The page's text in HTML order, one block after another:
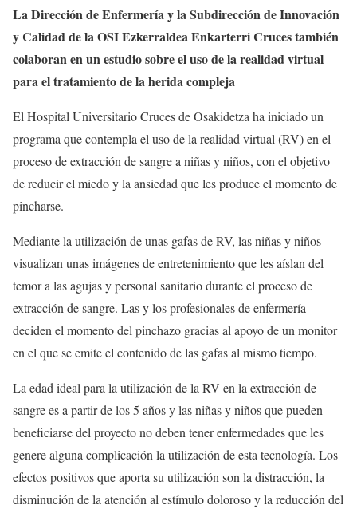
La Dirección de Enfermería y la Subdirección de Innovación
y Calidad de la OSI Ezkerraldea Enkarterri Cruces también
colaboran en un estudio sobre el uso de la realidad virtual
para el tratamiento de la herida compleja
El Hospital Universitario Cruces de Osakidetza ha iniciado un
programa que contempla el uso de la realidad virtual (RV) en el
proceso de extracción de sangre a niñas y niños, con el objetivo
de reducir el miedo y la ansiedad que les produce el momento de
pincharse.
Mediante la utilización de unas gafas de RV, las niñas y niños
visualizan unas imágenes de entretenimiento que les aíslan del
temor a las agujas y personal sanitario durante el proceso de
extracción de sangre. Las y los profesionales de enfermería
deciden el momento del pinchazo gracias al apoyo de un monitor
en el que se emite el contenido de las gafas al mismo tiempo.
La edad ideal para la utilización de la RV en la extracción de
sangre es a partir de los 5 años y las niñas y niños que pueden
beneficiarse del proyecto no deben tener enfermedades que les
genere alguna complicación la utilización de esta tecnología. Los
efectos positivos que aporta su utilización son la distracción, la
disminución de la atención al estímulo doloroso y la reducción del